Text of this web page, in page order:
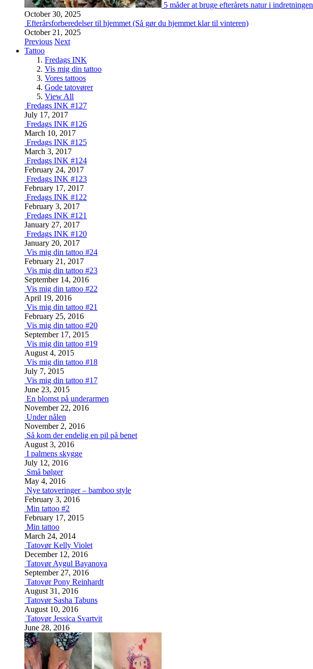
5 måder at bruge efterårets natur i indretningen
October 30, 2025
Efterårsforberedelser til hjemmet (Så gør du hjemmet klar til vinteren)
October 21, 2025
Previous Next
Tattoo
Fredags INK
Vis mig din tattoo
Vores tattoos
Gode tatovører
View All
Fredags INK #127
July 17, 2017
Fredags INK #126
March 10, 2017
Fredags INK #125
March 3, 2017
Fredags INK #124
February 24, 2017
Fredags INK #123
February 17, 2017
Fredags INK #122
February 3, 2017
Fredags INK #121
January 27, 2017
Fredags INK #120
January 20, 2017
Vis mig din tattoo #24
February 21, 2017
Vis mig din tattoo #23
September 14, 2016
Vis mig din tattoo #22
April 19, 2016
Vis mig din tattoo #21
February 25, 2016
Vis mig din tattoo #20
September 17, 2015
Vis mig din tattoo #19
August 4, 2015
Vis mig din tattoo #18
July 7, 2015
Vis mig din tattoo #17
June 23, 2015
En blomst på underarmen
November 22, 2016
Under nålen
November 2, 2016
Så kom der endelig en pil på benet
August 3, 2016
I palmens skygge
July 12, 2016
Små bølger
May 4, 2016
Nye tatoveringer – bamboo style
February 3, 2016
Min tattoo #2
February 17, 2015
Min tattoo
March 24, 2014
Tatovør Kelly Violet
December 12, 2016
Tatovør Aygul Bayanova
September 27, 2016
Tatovør Pony Reinhardt
August 31, 2016
Tatovør Sasha Tabuns
August 10, 2016
Tatovør Jessica Svartvit
June 28, 2016